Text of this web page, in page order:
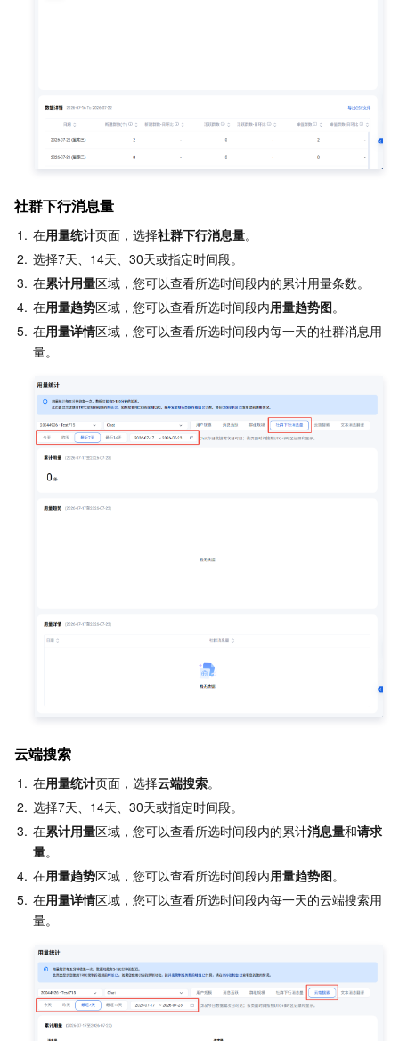
社群下行消息量
1. 在用量统计页面，选择社群下行消息量。
2. 选择7天、14天、30天或指定时间段。
3. 在累计用量区域，您可以查看所选时间段内的累计用量条数。
4. 在用量趋势区域，您可以查看所选时间段内用量趋势图。
5. 在用量详情区域，您可以查看所选时间段内每一天的社群消息用
量。
云端搜索
1. 在用量统计页面，选择云端搜索。
2. 选择7天、14天、30天或指定时间段。
3. 在累计用量区域，您可以查看所选时间段内的累计消息量和请求
量。
4. 在用量趋势区域，您可以查看所选时间段内用量趋势图。
5. 在用量详情区域，您可以查看所选时间段内每一天的云端搜索用
量。